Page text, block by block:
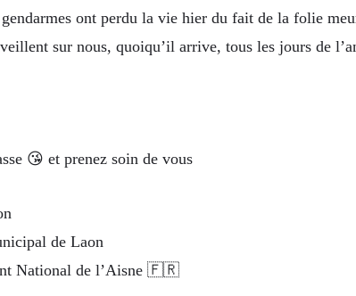
gendarmes ont perdu la vie hier du fait de la folie
sur nous, quoiqu’il arrive, tous les jours de
😘 et prenez soin de vous
de Laon
National de l’Aisne 🇫🇷